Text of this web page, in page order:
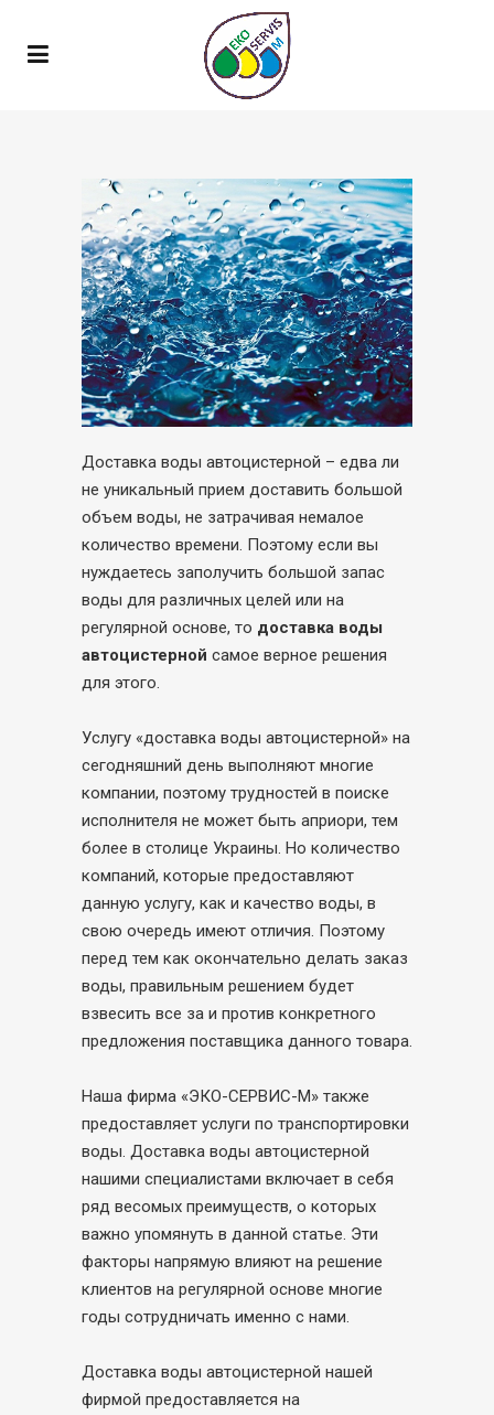
Доставка воды автоцистерной – едва ли
не уникальный прием доставить большой
объем воды, не затрачивая немалое
количество времени. Поэтому если вы
нуждаетесь заполучить большой запас
воды для различных целей или на
регулярной основе, то доставка воды
автоцистерной самое верное решения
для этого.
Услугу «доставка воды автоцистерной» на
сегодняшний день выполняют многие
компании, поэтому трудностей в поиске
исполнителя не может быть априори, тем
более в столице Украины. Но количество
компаний, которые предоставляют
данную услугу, как и качество воды, в
свою очередь имеют отличия. Поэтому
перед тем как окончательно делать заказ
воды, правильным решением будет
взвесить все за и против конкретного
предложения поставщика данного товара.
Наша фирма «ЭКО-СЕРВИС-М» также
предоставляет услуги по транспортировки
воды. Доставка воды автоцистерной
нашими специалистами включает в себя
ряд весомых преимуществ, о которых
важно упомянуть в данной статье. Эти
факторы напрямую влияют на решение
клиентов на регулярной основе многие
годы сотрудничать именно с нами.
Доставка воды автоцистерной нашей
фирмой предоставляется на